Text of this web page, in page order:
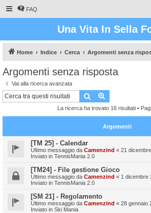
FAQ
Una Vita In Sella
Home Indice Cerca Argomenti senza
Argomenti senza risposta
Vai alla ricerca avanzata
Cerca
La ricerca ha trovato 16 risultati •
Argomenti
[TM 25] - Calendar
Ultimo messaggio da Camenzind « 21
Inviato in TennisMania 2.0
[TM24] - File gestione Gioco
Ultimo messaggio da Camenzind « 1 dicembre
Inviato in TennisMania 2.0
[SM 21] - Regolamento
Ultimo messaggio da Camenzind « 28 gennaio
Inviato in Ski Mania